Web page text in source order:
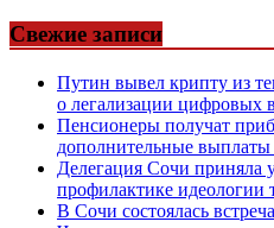
Свежие записи
Путин вывел крипту из
о легализации цифровых
Пенсионеры получат
дополнительные выплаты
Делегация Сочи приняла
профилактике идеологии
В Сочи состоялась